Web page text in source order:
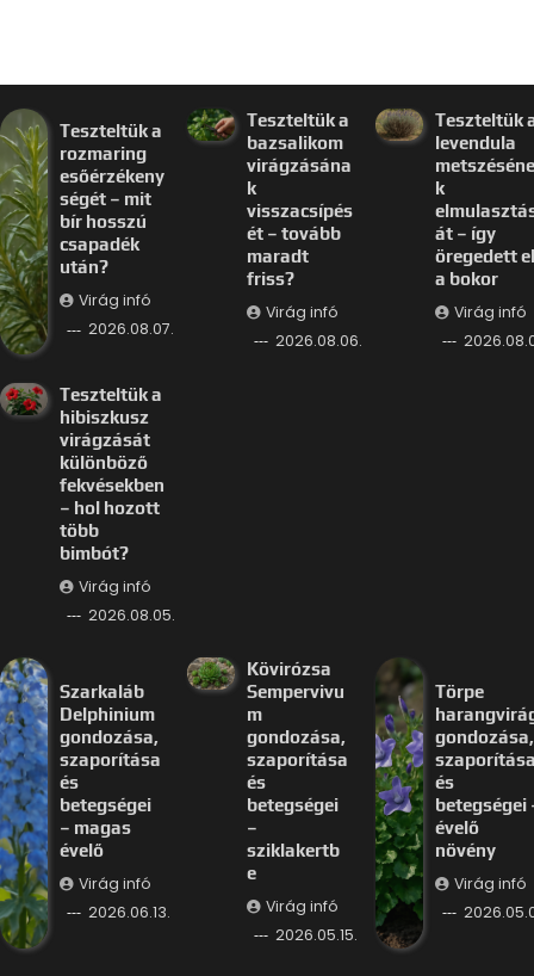
Teszteltük a
rozmaring
esőérzékeny
ségét – mit
bír hosszú
csapadék
után?
Virág infó
2026.08.07.
Teszteltük a
bazsalikom
virágzásána
k
visszacsípés
ét – tovább
maradt
friss?
Virág infó
2026.08.06.
Teszteltük
levendula
metszéséne
k
át – így
öregedett el
a bokor
Virág infó
Teszteltük a
hibiszkusz
virágzását
különböző
fekvésekben
– hol hozott
több
bimbót?
Virág infó
2026.08.05.
Szarkaláb
Delphinium
gondozása,
szaporítása
és
betegségei
– magas
évelő
Virág infó
2026.06.13.
Kövirózsa
Sempervivu
m
gondozása,
szaporítása
és
betegségei
–
sziklakertb
e
Virág infó
2026.05.15.
Törpe
gondozása,
és
betegségei
évelő
növény
Virág infó